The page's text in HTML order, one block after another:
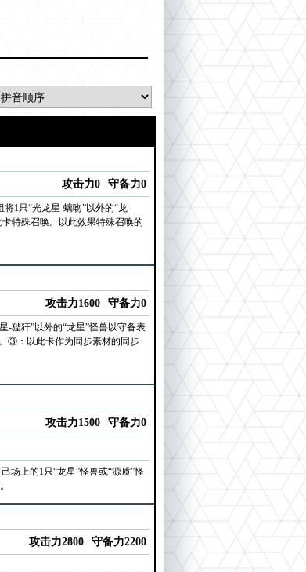
攻击力0 守备力0
1只“光龙星-螭吻”以外的“龙
特殊召唤。以此效果特殊召唤的
攻击力1600 守备力0
狴犴”以外的“龙星”怪兽以守备表
③：以此卡作为同步素材的同步
攻击力1500 守备力0
场上的1只“龙星”怪兽或“源质”怪
攻击力2800 守备力2200